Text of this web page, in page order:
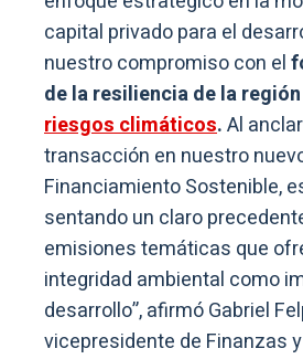
capital privado para el
nuestro compromiso con el
de la resiliencia de la
riesgos climáticos.Al
transacción en nuestro
Financiamiento Sostenible,
sentando un claro
emisiones temáticas que
integridad ambiental como
desarrollo”, afirmó Gabriel
vicepresidente de Finanzas y